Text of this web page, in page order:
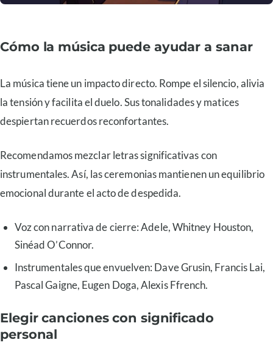
Cómo la música puede ayudar a sanar
La música tiene un impacto directo. Rompe el silencio, alivia
la tensión y facilita el duelo. Sus tonalidades y matices
despiertan recuerdos reconfortantes.
Recomendamos mezclar letras significativas con
instrumentales. Así, las ceremonias mantienen un equilibrio
emocional durante el acto de despedida.
Voz con narrativa de cierre: Adele, Whitney Houston,
Sinéad O’Connor.
Instrumentales que envuelven: Dave Grusin, Francis Lai,
Pascal Gaigne, Eugen Doga, Alexis Ffrench.
Elegir canciones con significado
personal